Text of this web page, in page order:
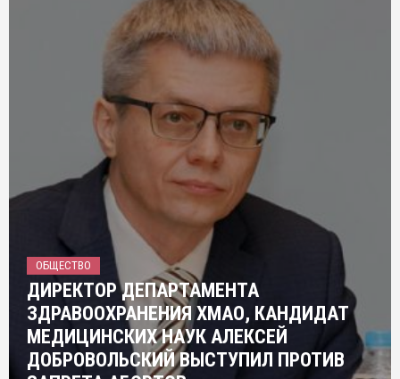
ОБЩЕСТВО
ДИРЕКТОР ДЕПАРТАМЕНТА
ЗДРАВООХРАНЕНИЯ ХМАО, КАНДИДАТ
МЕДИЦИНСКИХ НАУК АЛЕКСЕЙ
ДОБРОВОЛЬСКИЙ ВЫСТУПИЛ ПРОТИВ